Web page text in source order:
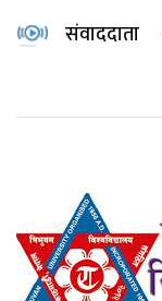
संवाददाता